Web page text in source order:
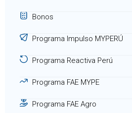
Bonos
Programa Impulso MYPERÚ
Programa Reactiva Perú
Programa FAE MYPE
Programa FAE Agro